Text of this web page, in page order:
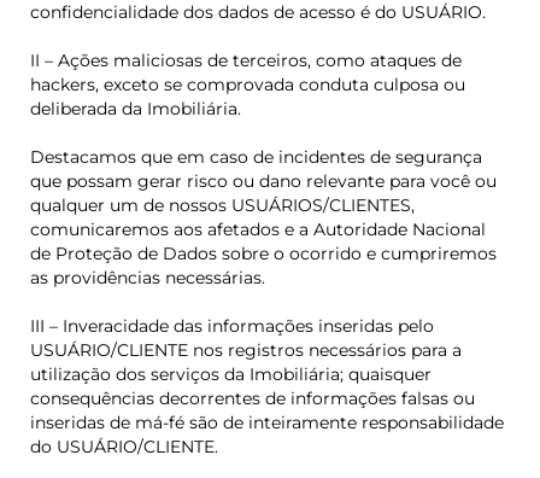
confidencialidade dos dados de acesso é do USUÁRIO.
II – Ações maliciosas de terceiros, como ataques de
hackers, exceto se comprovada conduta culposa ou
deliberada da Imobiliária.
Destacamos que em caso de incidentes de segurança
que possam gerar risco ou dano relevante para você ou
qualquer um de nossos USUÁRIOS/CLIENTES,
comunicaremos aos afetados e a Autoridade Nacional
de Proteção de Dados sobre o ocorrido e cumpriremos
as providências necessárias.
III – Inveracidade das informações inseridas pelo
USUÁRIO/CLIENTE nos registros necessários para a
utilização dos serviços da Imobiliária; quaisquer
consequências decorrentes de informações falsas ou
inseridas de má-fé são de inteiramente responsabilidade
do USUÁRIO/CLIENTE.